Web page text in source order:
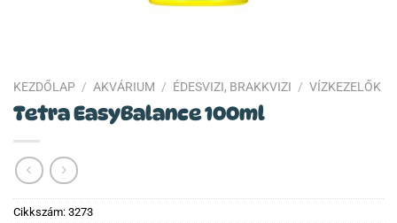
KEZDŐLAP / AKVÁRIUM / ÉDESVIZI, BRAKKVIZI / VÍZKEZELŐK
Tetra EasyBalance 100ml
Cikkszám: 3273